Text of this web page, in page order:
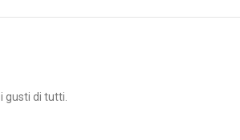
di tutti.